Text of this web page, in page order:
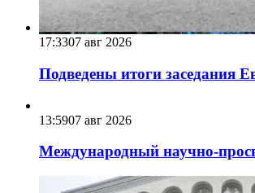
17:3307 авг 2026
Подведены итоги заседания
13:5907 авг 2026
Международный научно-